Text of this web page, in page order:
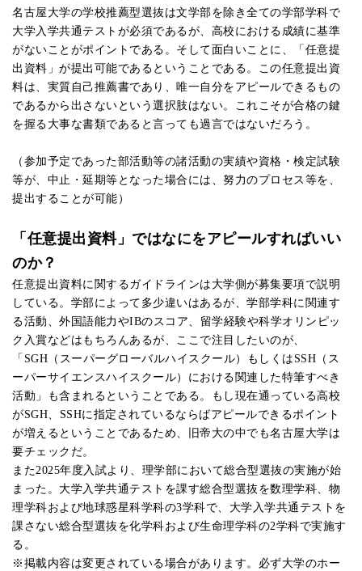
名古屋大学の学校推薦型選抜は文学部を除き全ての学部学科で
大学入学共通テストが必須であるが、高校における成績に基準
がないことがポイントである。そして面白いことに、「任意提
出資料」が提出可能であるということである。この任意提出資
料は、実質自己推薦書であり、唯一自分をアピールできるもの
であるから出さないという選択肢はない。これこそが合格の鍵
を握る大事な書類であると言っても過言ではないだろう。
（参加予定であった部活動等の諸活動の実績や資格・検定試験
等が、中止・延期等となった場合には、努力のプロセス等を、
提出することが可能）
「任意提出資料」ではなにをアピールすればいい
のか？
任意提出資料に関するガイドラインは大学側が募集要項で説明
している。学部によって多少違いはあるが、学部学科に関連す
る活動、外国語能力やIBのスコア、留学経験や科学オリンピッ
ク入賞などはもちろんあるが、ここで注目したいのが、
「SGH（スーパーグローバルハイスクール）もしくはSSH（ス
ーパーサイエンスハイスクール）における関連した特筆すべき
活動」も含まれるということである。もし現在通っている高校
がSGH、SSHに指定されているならばアピールできるポイント
が増えるということであるため、旧帝大の中でも名古屋大学は
要チェックだ。
また2025年度入試より、理学部において総合型選抜の実施が始
まった。大学入学共通テストを課す総合型選抜を数理学科、物
理学科および地球惑星科学科の3学科で、大学入学共通テストを
課さない総合型選抜を化学科および生命理学科の2学科で実施す
る。
※掲載内容は変更されている場合があります。必ず大学のホー